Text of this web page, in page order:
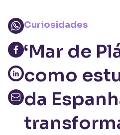
Curiosidades
‘Mar de
como
da